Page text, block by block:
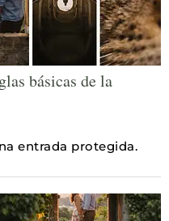
básicas de la
entrada protegida.